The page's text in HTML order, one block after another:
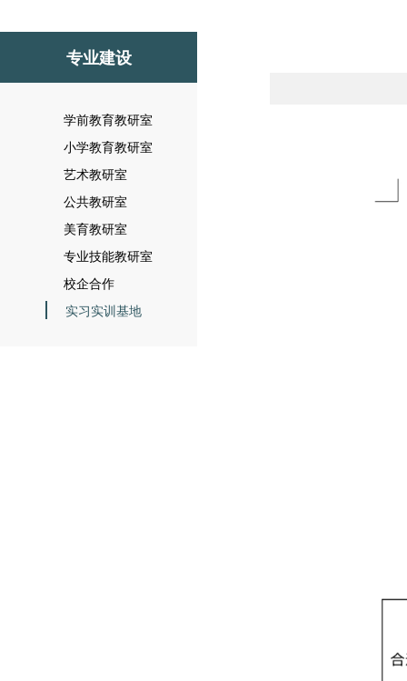
专业建设
学前教育教研室
小学教育教研室
艺术教研室
公共教研室
美育教研室
专业技能教研室
校企合作
实习实训基地